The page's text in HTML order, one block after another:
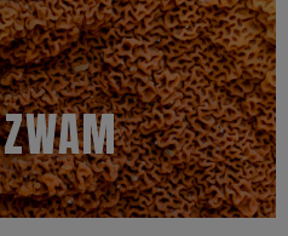
wanneer de zich hebben
vruchtlichamen zijn brede, bruine
met dikke witte randen.